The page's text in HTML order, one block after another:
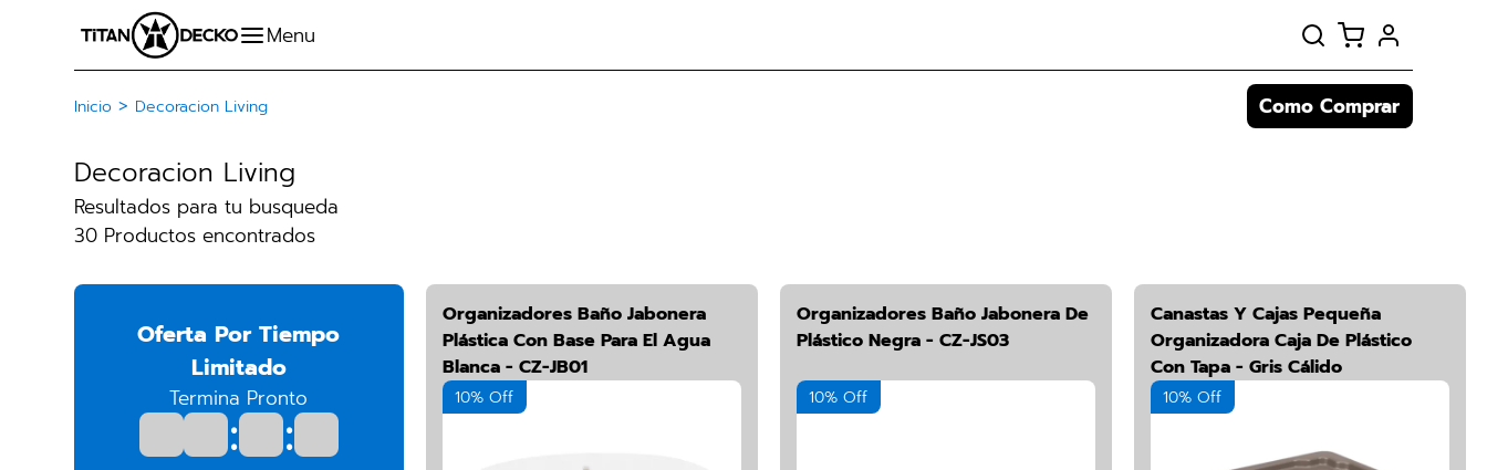
Inicio > Decoracion Living Como Comprar
Decoracion Living
Resultados para tu busqueda
30 Productos encontrados
Oferta Por Tiempo
Limitado
Termina Pronto
: :
Organizadores Baño Jabonera
Plástica Con Base Para El Agua
Blanca - CZ-JB01
10% Off
Organizadores Baño Jabonera De
Plástico Negra - CZ-JS03
10% Off
Canastas Y Cajas Pequeña
Organizadora Caja De Plástico
Con Tapa - Gris Cálido
10% Off